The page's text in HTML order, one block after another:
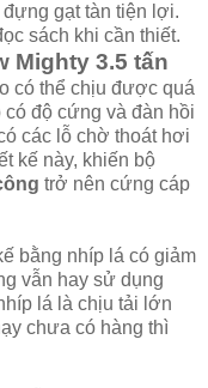
gạt tàn tiện lợi.
sách khi cần thiết.
Mighty 3.5 tấn
có thể chịu được quá
độ cứng và đàn hồi
các lỗ chờ thoát hơi
kế này, khiến bộ
trở nên cứng cáp
bằng nhíp lá có giảm
vẫn hay sử dụng
lá là chịu tải lớn
chưa có hàng thì